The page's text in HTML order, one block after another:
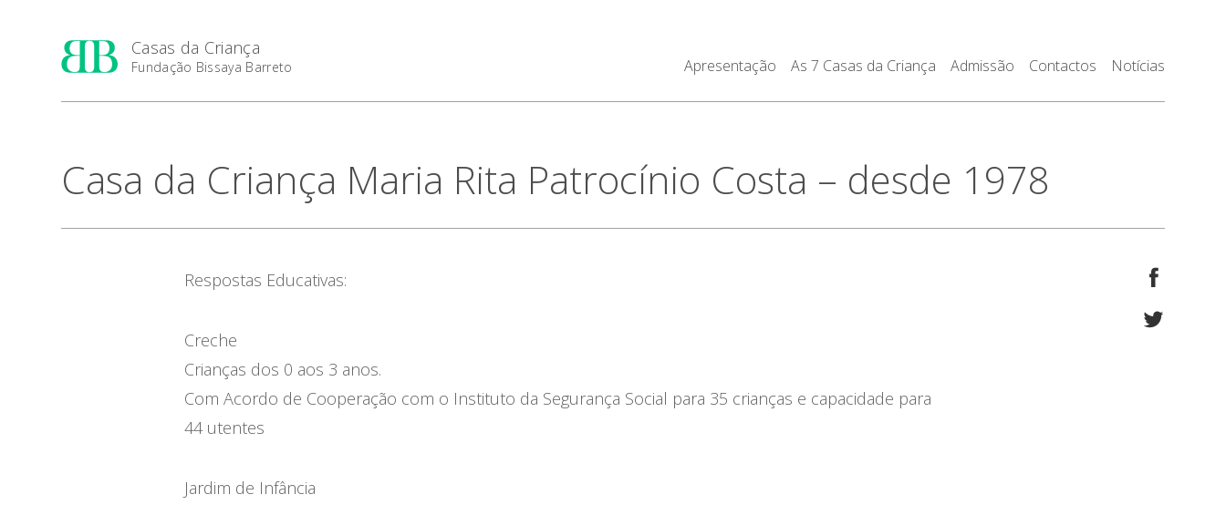
Casas da Criança
Fundação Bissaya Barreto Apresentação As 7 Casas da Criança Admissão Contactos Notícias
Casa da Criança Maria Rita Patrocínio Costa – desde 1978
Respostas Educativas:
Creche
Crianças dos 0 aos 3 anos.
Com Acordo de Cooperação com o Instituto da Segurança Social para 35 crianças e capacidade para
44 utentes
Jardim de Infância